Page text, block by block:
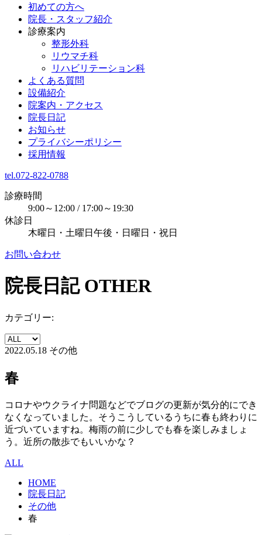
初めての方へ
院長・スタッフ紹介
診療案内
整形外科
リウマチ科
リハビリテーション科
よくある質問
設備紹介
院案内・アクセス
院長日記
お知らせ
プライバシーポリシー
採用情報
tel.072-822-0788
診療時間
9:00～12:00 / 17:00～19:30
休診日
木曜日・土曜日午後・日曜日・祝日
お問い合わせ
院長日記 OTHER
カテゴリー:
2022.05.18 その他
春
コロナやウクライナ問題などでブログの更新が気分的にでき
なくなっていました。そうこうしているうちに春も終わりに
近づいていますね。梅雨の前に少しでも春を楽しみましょ
う。近所の散歩でもいいかな？
ALL
HOME
院長日記
その他
春